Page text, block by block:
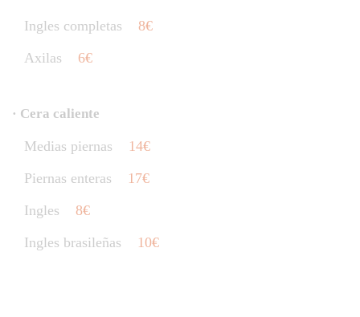
Ingles completas
8€
Axilas
6€
· Cera caliente
Medias piernas
14€
Piernas enteras
17€
Ingles
8€
Ingles brasileñas
10€